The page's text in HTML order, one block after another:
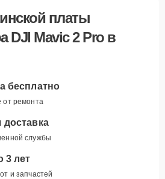
платы
DJI Mavic 2 Pro в
бесплатно
от ремонта
доставка
службы
3 лет
и запчастей